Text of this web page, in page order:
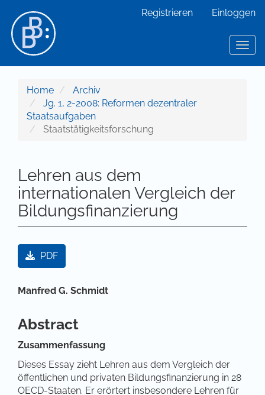
Hauptinhalt
Sidebar
Registrieren Einloggen
Home
Archiv
Jg. 1, 2-2008: Reformen dezentraler
Staatsaufgaben
Staatstätigkeitsforschung
Lehren aus dem
internationalen Vergleich der
Bildungsfinanzierung
Artikel-Sidebar
PDF
Hauptsächlicher Artikelinhalt
Manfred G. Schmidt
Abstract
Zusammenfassung
Dieses Essay zieht Lehren aus dem Vergleich der
öffentlichen und privaten Bildungsfinanzierung in 28
OECD-Staaten. Er erörtert insbesondere Lehren für